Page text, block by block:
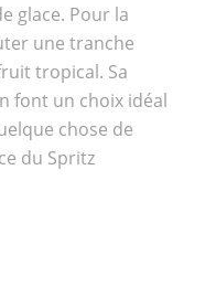
glace. Pour la
une tranche
tropical. Sa
font un choix idéal
chose de
du Spritz